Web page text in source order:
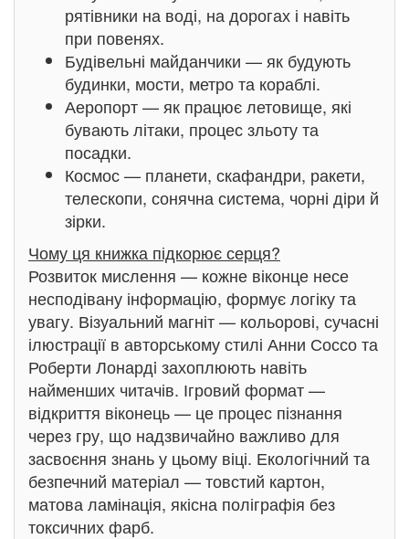
рятівники на воді, на дорогах і навіть
при повенях.
Будівельні майданчики — як будують
будинки, мости, метро та кораблі.
Аеропорт — як працює летовище, які
бувають літаки, процес зльоту та
посадки.
Космос — планети, скафандри, ракети,
телескопи, сонячна система, чорні діри й
зірки.
Чому ця книжка підкорює серця?
Розвиток мислення — кожне віконце несе
несподівану інформацію, формує логіку та
увагу. Візуальний магніт — кольорові, сучасні
ілюстрації в авторському стилі Анни Соссо та
Роберти Лонардi захоплюють навіть
найменших читачів. Ігровий формат —
відкриття віконець — це процес пізнання
через гру, що надзвичайно важливо для
засвоєння знань у цьому віці. Екологічний та
безпечний матеріал — товстий картон,
матова ламінація, якісна поліграфія без
токсичних фарб.